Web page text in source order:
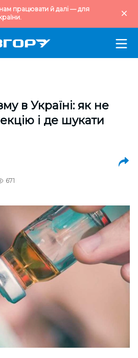
працювати й далі — для
в Україні: як не
і де шукати
671